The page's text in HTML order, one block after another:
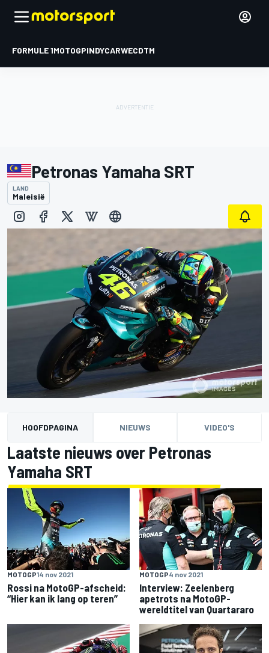
FORMULE 1MOTOGPINDYCARWECDTM
Petronas Yamaha SRT
LAND
Maleisië
HOOFDPAGINA NIEUWS VIDEO'S
Laatste nieuws over Petronas
Yamaha SRT
MOTOGP14 nov 2021
Rossi na MotoGP-afscheid:
“Hier kan ik lang op teren”
MOTOGP4 nov 2021
Interview: Zeelenberg
apetrots na MotoGP-
wereldtitel van Quartararo